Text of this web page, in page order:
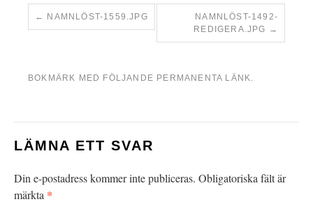
NAMNLÖST-1559.JPG
NAMNLÖST-1492-
REDIGERA.JPG
BOKMÄRK MED FÖLJANDE PERMANENTA LÄNK.
LÄMNA ETT SVAR
Din e-postadress kommer inte publiceras. Obligatoriska fält är
märkta *